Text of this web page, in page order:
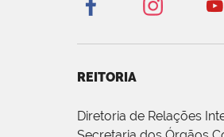
REITORIA
Diretoria de Relações